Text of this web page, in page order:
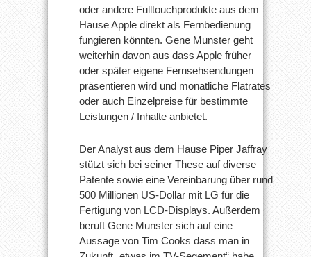
oder andere Fulltouchprodukte aus dem
Hause Apple direkt als Fernbedienung
fungieren könnten. Gene Munster geht
weiterhin davon aus dass Apple früher
oder später eigene Fernsehsendungen
präsentieren wird und monatliche Flatrates
oder auch Einzelpreise für bestimmte
Leistungen / Inhalte anbietet.
Der Analyst aus dem Hause Piper Jaffray
stützt sich bei seiner These auf diverse
Patente sowie eine Vereinbarung über rund
500 Millionen US-Dollar mit LG für die
Fertigung von LCD-Displays. Außerdem
beruft Gene Munster sich auf eine
Aussage von Tim Cooks dass man in